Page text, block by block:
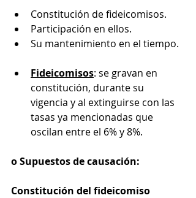
Constitución de fideicomisos.
Participación en ellos.
Su mantenimiento en el tiempo.
Fideicomisos: se gravan en
constitución, durante su
vigencia y al extinguirse con las
tasas ya mencionadas que
oscilan entre el 6% y 8%.
o Supuestos de causación:
Constitución del fideicomiso